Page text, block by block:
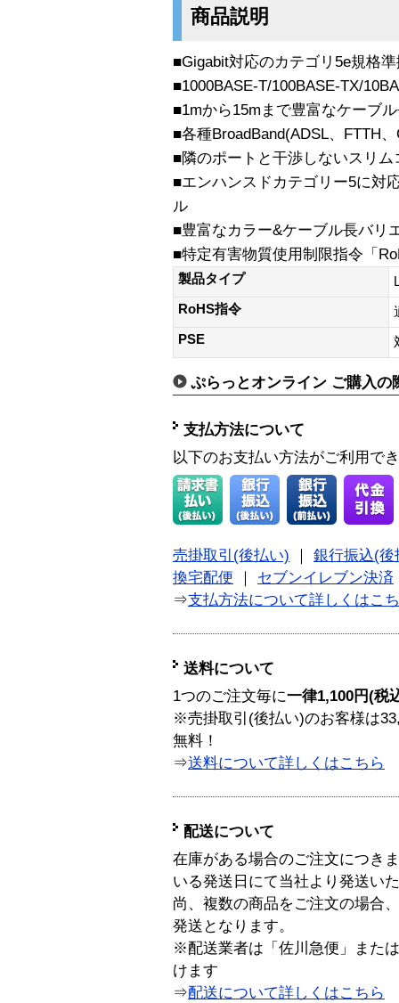
商品説明
■Gigabit対応のカテゴリ5e規格
■1000BASE-T/100BASE-TX/
■1mから15mまで豊富なケーブ
■各種BroadBand(ADSL、FTTH
■隣のポートと干渉しないスリム
■エンハンスドカテゴリー5に対
ル
■豊富なカラー&ケーブル長バリ
■特定有害物質使用制限指令「
製品タイプ
RoHS指令
PSE
ぷらっとオンライン ご購入の
支払方法について
以下のお支払い方法がご利用で
売掛取引(後払い)
銀行振込(後
換宅配便
セブンイレブン決済
⇒支払方法について詳しくはこ
送料について
1つのご注文毎に一律1,100円(税
※売掛取引(後払い)のお客様は
無料！
⇒送料について詳しくはこちら
配送について
在庫がある場合のご注文につき
いる発送日にて当社より発送い
尚、複数の商品をご注文の場合
発送となります。
※配送業者は「佐川急便」また
けます
⇒配送について詳しくはこちら